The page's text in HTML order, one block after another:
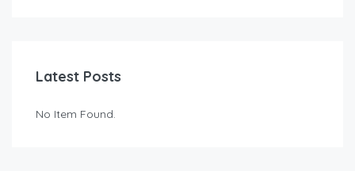
Latest Posts
No Item Found.